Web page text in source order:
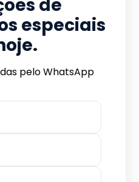
de
especiais
pelo WhatsApp